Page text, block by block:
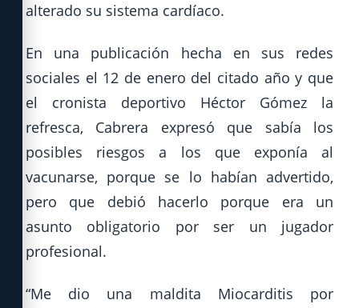
alterado su sistema cardíaco.
En una publicación hecha en sus redes
sociales el 12 de enero del citado año y que
el cronista deportivo Héctor Gómez la
refresca, Cabrera expresó que sabía los
posibles riesgos a los que exponía al
vacunarse, porque se lo habían advertido,
pero que debió hacerlo porque era un
asunto obligatorio por ser un jugador
profesional.
“Me dio una maldita Miocarditis por